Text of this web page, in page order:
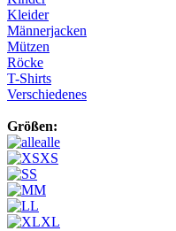
Kleider
Männerjacken
Mützen
Röcke
T-Shirts
Verschiedenes
Größen:
alle
XS
S
M
L
XL